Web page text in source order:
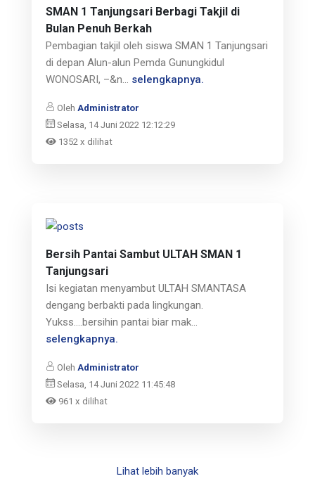
SMAN 1 Tanjungsari Berbagi Takjil di
Bulan Penuh Berkah
Pembagian takjil oleh siswa SMAN 1 Tanjungsari
di depan Alun-alun Pemda Gunungkidul
WONOSARI, –&n... selengkapnya.
Oleh Administrator
Selasa, 14 Juni 2022 12:12:29
1352 x dilihat
Bersih Pantai Sambut ULTAH SMAN 1
Tanjungsari
Isi kegiatan menyambut ULTAH SMANTASA
dengang berbakti pada lingkungan.
Yukss….bersihin pantai biar mak...
selengkapnya.
Oleh Administrator
Selasa, 14 Juni 2022 11:45:48
961 x dilihat
Lihat lebih banyak